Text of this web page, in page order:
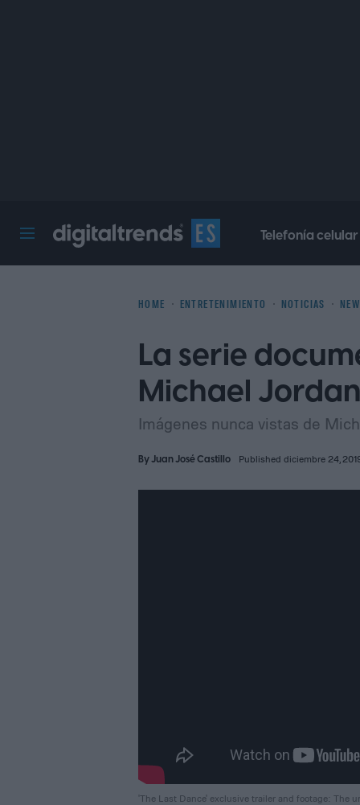
Telefonía celular
HOME ENTRETENIMIENTO NOTICIAS
La serie
Michael
Imágenes nunca vistas de
ByJuan José Castillo Published diciembre 24,
'The Last Dance' exclusive trailer and footage: The